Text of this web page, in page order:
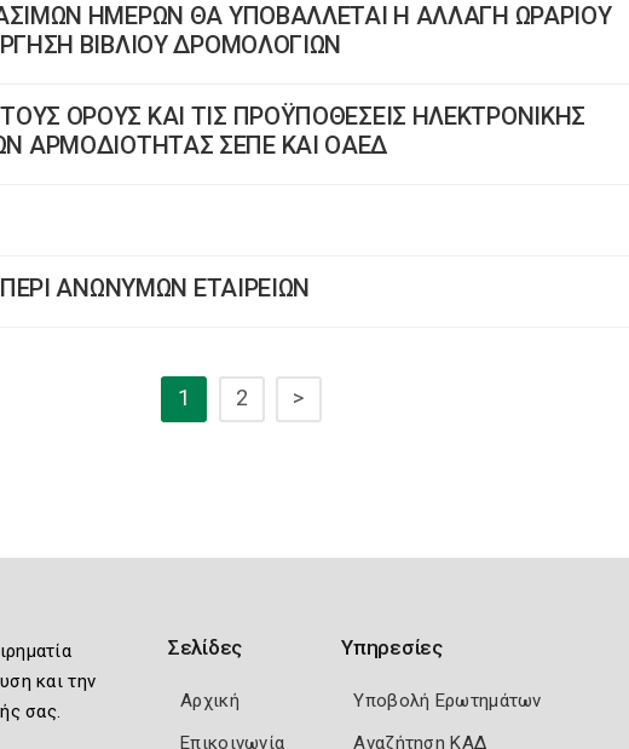
ΗΜΕΡΩΝ ΘΑ ΥΠΟΒΑΛΛΕΤΑΙ Η ΑΛΛΑΓΗ ΩΡΑΡΙΟΥ
ΒΙΒΛΙΟΥ ΔΡΟΜΟΛΟΓΙΩΝ
ΟΡΟΥΣ ΚΑΙ ΤΙΣ ΠΡΟΫΠΟΘΕΣΕΙΣ ΗΛΕΚΤΡΟΝΙΚΗΣ
ΑΡΜΟΔΙΟΤΗΤΑΣ ΣΕΠΕ ΚΑΙ ΟΑΕΔ
ΑΝΩΝΥΜΩΝ ΕΤΑΙΡΕΙΩΝ
1 2 >
και την
σας.
Σελίδες
Αρχική
Επικοινωνία
Υπηρεσίες
Υποβολή Ερωτημάτων
Αναζήτηση ΚΑΔ